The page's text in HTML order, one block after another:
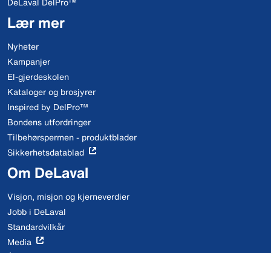
Lær mer
Nyheter
Kampanjer
El-gjerdeskolen
Kataloger og brosjyrer
Inspired by DelPro™
Bondens utfordringer
Tilbehørspermen - produktblader
Sikkerhetsdatablad
Om DeLaval
Visjon, misjon og kjerneverdier
Jobb i DeLaval
Standardvilkår
Media